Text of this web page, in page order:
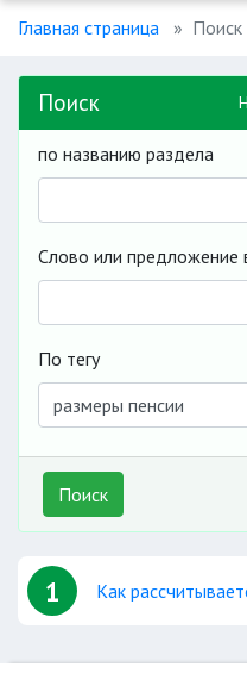
Главная страница Поиск
Поиск
по названию раздела
Слово или предложение
По тегу
Поиск
1 Как